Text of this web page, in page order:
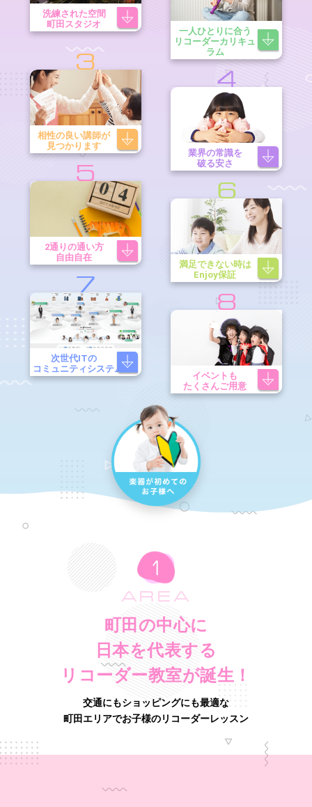
洗練された空間
町田スタジオ
一人ひとりに合う
リコーダーカリキュ
ラム
3
相性の良い講師が
見つかります
4
業界の常識を
破る安さ
5
2通りの通い方
自由自在
6
満足できない時は
Enjoy保証
7
次世代ITの
コミュニティシステム
8
イベントも
たくさんご用意
AREA
町田の中心に
日本を代表する
リコーダー教室が誕生！
交通にもショッピングにも最適な
町田エリアでお子様のリコーダーレッスン